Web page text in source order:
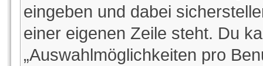
eingeben und dabei
einer eigenen Zeile steht. Du
„Auswahlmöglichkeiten pro